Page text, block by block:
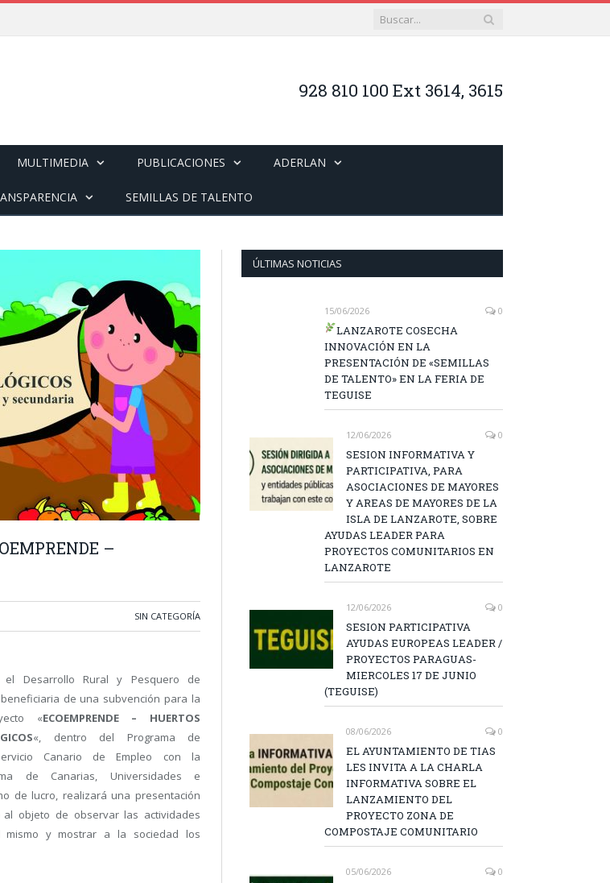
928 810 100 Ext 3614, 3615
MULTIMEDIA PUBLICACIONES ADERLAN
SEMILLAS DE TALENTO
–
SIN CATEGORÍA
el Desarrollo Rural y Pesquero de
beneficiaria de una subvención para la
«ECOEMPRENDE – HUERTOS
«, dentro del Programa de
Canario de Empleo con la
de Canarias, Universidades e
de lucro, realizará una presentación
al objeto de observar las actividades
mismo y mostrar a la sociedad los
ÚLTIMAS NOTICIAS
15/06/2026 0
LANZAROTE COSECHA
INNOVACIÓN EN LA
PRESENTACIÓN DE «SEMILLAS
DE TALENTO» EN LA FERIA DE
TEGUISE
12/06/2026 0
SESION INFORMATIVA Y
PARTICIPATIVA, PARA
ASOCIACIONES DE MAYORES
Y AREAS DE MAYORES DE LA
ISLA DE LANZAROTE, SOBRE
AYUDAS LEADER PARA
PROYECTOS COMUNITARIOS EN
LANZAROTE
12/06/2026 0
SESION PARTICIPATIVA
AYUDAS EUROPEAS LEADER /
PROYECTOS PARAGUAS-
MIERCOLES 17 DE JUNIO
(TEGUISE)
08/06/2026 0
EL AYUNTAMIENTO DE TIAS
LES INVITA A LA CHARLA
INFORMATIVA SOBRE EL
LANZAMIENTO DEL
PROYECTO ZONA DE
COMPOSTAJE COMUNITARIO
05/06/2026 0